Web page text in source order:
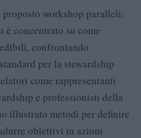
proposto workshop paralleli:
concentrato su come
confrontando
per la stewardship
come rappresentanti
e professionisti della
illustrato metodi per definire
obiettivi in azioni